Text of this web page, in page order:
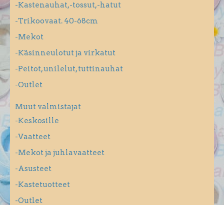
-Kastenauhat,-tossut,-hatut
-Trikoovaat. 40-68cm
-Mekot
-Käsinneulotut ja virkatut
-Peitot, unilelut, tuttinauhat
-Outlet
Muut valmistajat
-Keskosille
-Vaatteet
-Mekot ja juhlavaatteet
-Asusteet
-Kastetuotteet
-Outlet